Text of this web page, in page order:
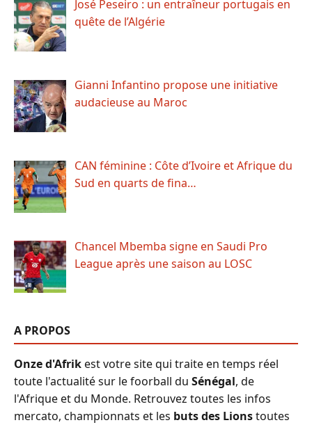
José Peseiro : un entraîneur portugais en
quête de l’Algérie
Gianni Infantino propose une initiative
audacieuse au Maroc
CAN féminine : Côte d’Ivoire et Afrique du
Sud en quarts de fina…
Chancel Mbemba signe en Saudi Pro
League après une saison au LOSC
A PROPOS
Onze d'Afrikest votre site qui traite en temps réel
toute l'actualité sur le foorball du Sénégal, de
l'Afrique et du Monde. Retrouvez toutes les infos
mercato, championnats et les buts des Lionstoutes